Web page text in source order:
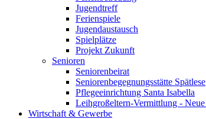
Jugendtreff
Ferienspiele
Jugendaustausch
Spielplätze
Projekt Zukunft
Senioren
Seniorenbeirat
Seniorenbegegnungsstätte Spätlese
Pflegeeinrichtung Santa Isabella
Leihgroßeltern-Vermittlung -
Wirtschaft & Gewerbe